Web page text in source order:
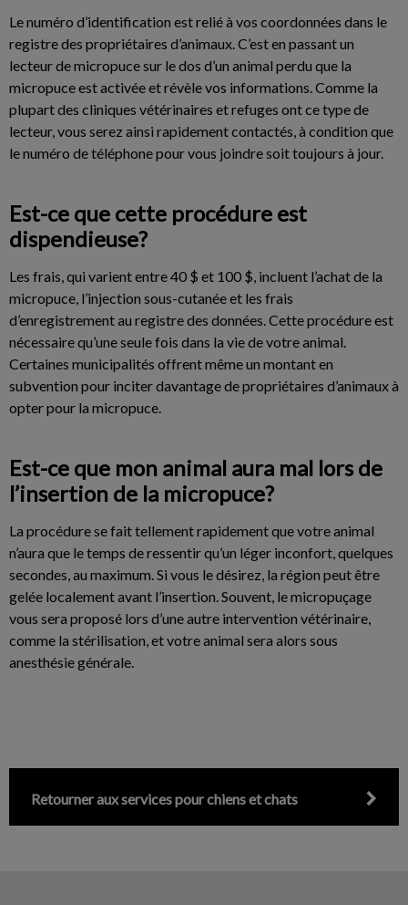
Le numéro d’identification est relié à vos coordonnées dans le
registre des propriétaires d’animaux. C’est en passant un
lecteur de micropuce sur le dos d’un animal perdu que la
micropuce est activée et révèle vos informations. Comme la
plupart des cliniques vétérinaires et refuges ont ce type de
lecteur, vous serez ainsi rapidement contactés, à condition que
le numéro de téléphone pour vous joindre soit toujours à jour.
Est-ce que cette procédure est
dispendieuse?
Les frais, qui varient entre 40 $ et 100 $, incluent l’achat de la
micropuce, l’injection sous-cutanée et les frais
d’enregistrement au registre des données. Cette procédure est
nécessaire qu’une seule fois dans la vie de votre animal.
Certaines municipalités offrent même un montant en
subvention pour inciter davantage de propriétaires d’animaux à
opter pour la micropuce.
Est-ce que mon animal aura mal lors de
l’insertion de la micropuce?
La procédure se fait tellement rapidement que votre animal
n’aura que le temps de ressentir qu’un léger inconfort, quelques
secondes, au maximum. Si vous le désirez, la région peut être
gelée localement avant l’insertion. Souvent, le micropuçage
vous sera proposé lors d’une autre intervention vétérinaire,
comme la stérilisation, et votre animal sera alors sous
anesthésie générale.
Retourner aux services pour chiens et chats